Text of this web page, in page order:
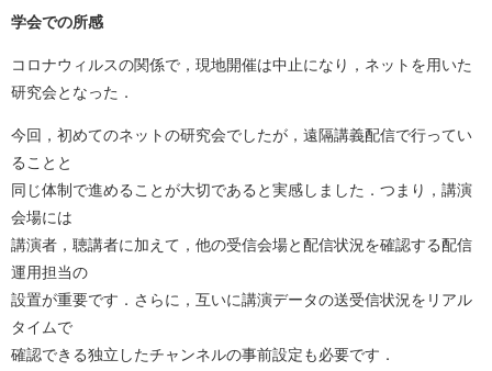
研究活動(写真)
研究室の様子(写真)
講義資料
研究生の申請方法
招へい教授 松井 充
招へい准教授 三本 知明
アシスタント 野村 美恵
在学生一覧
修了生一覧
研究生一覧
実用化研究
論文誌
学会参加報告
学会ランキング
暗号関連学会
セコム科学技術振興財団
PDDIシステム
ProSec
Basic SecCap
SecCap
日台研究交流
招待講演
国内学会
国際学会
情報セキュリティ研究会
暗号フロンティア研究会
学会での所感
コロナウィルスの関係で，現地開催は中止になり，ネットを用いた
研究会となった．
今回，初めてのネットの研究会でしたが，遠隔講義配信で行ってい
ることと
同じ体制で進めることが大切であると実感しました．つまり，講演
会場には
講演者，聴講者に加えて，他の受信会場と配信状況を確認する配信
運用担当の
設置が重要です．さらに，互いに講演データの送受信状況をリアル
タイムで
確認できる独立したチャンネルの事前設定も必要です．